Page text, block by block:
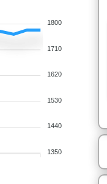
1800
1710
1620
1530
1440
1350